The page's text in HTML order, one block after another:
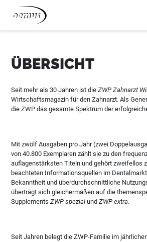
Zum Inhalt springen
ÜBERSICHT
Seit mehr als 30 Jahren ist dieZWP Zahnarzt
Wirtschaftsmagazin für den Zahnarzt. Als
die ZWP das gesamte Spektrum der
Mit zwölf Ausgaben pro Jahr (zwei
von 40.800 Exemplaren zählt sie zu den
auflagenstärksten Titeln und gehört zweifellos
beachteten Informationsquellen im
Bekanntheit und überdurchschnittliche
überträgt sich gleichermaßen auf die
SupplementsZWP spezial undZWP extra.
Seit Jahren belegt die ZWP-Familie im